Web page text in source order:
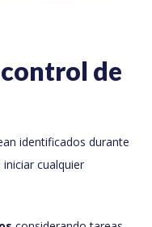
de
identificados durante
cualquier